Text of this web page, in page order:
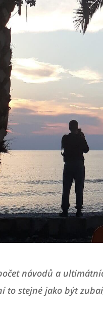
návodů a
to stejné jako být